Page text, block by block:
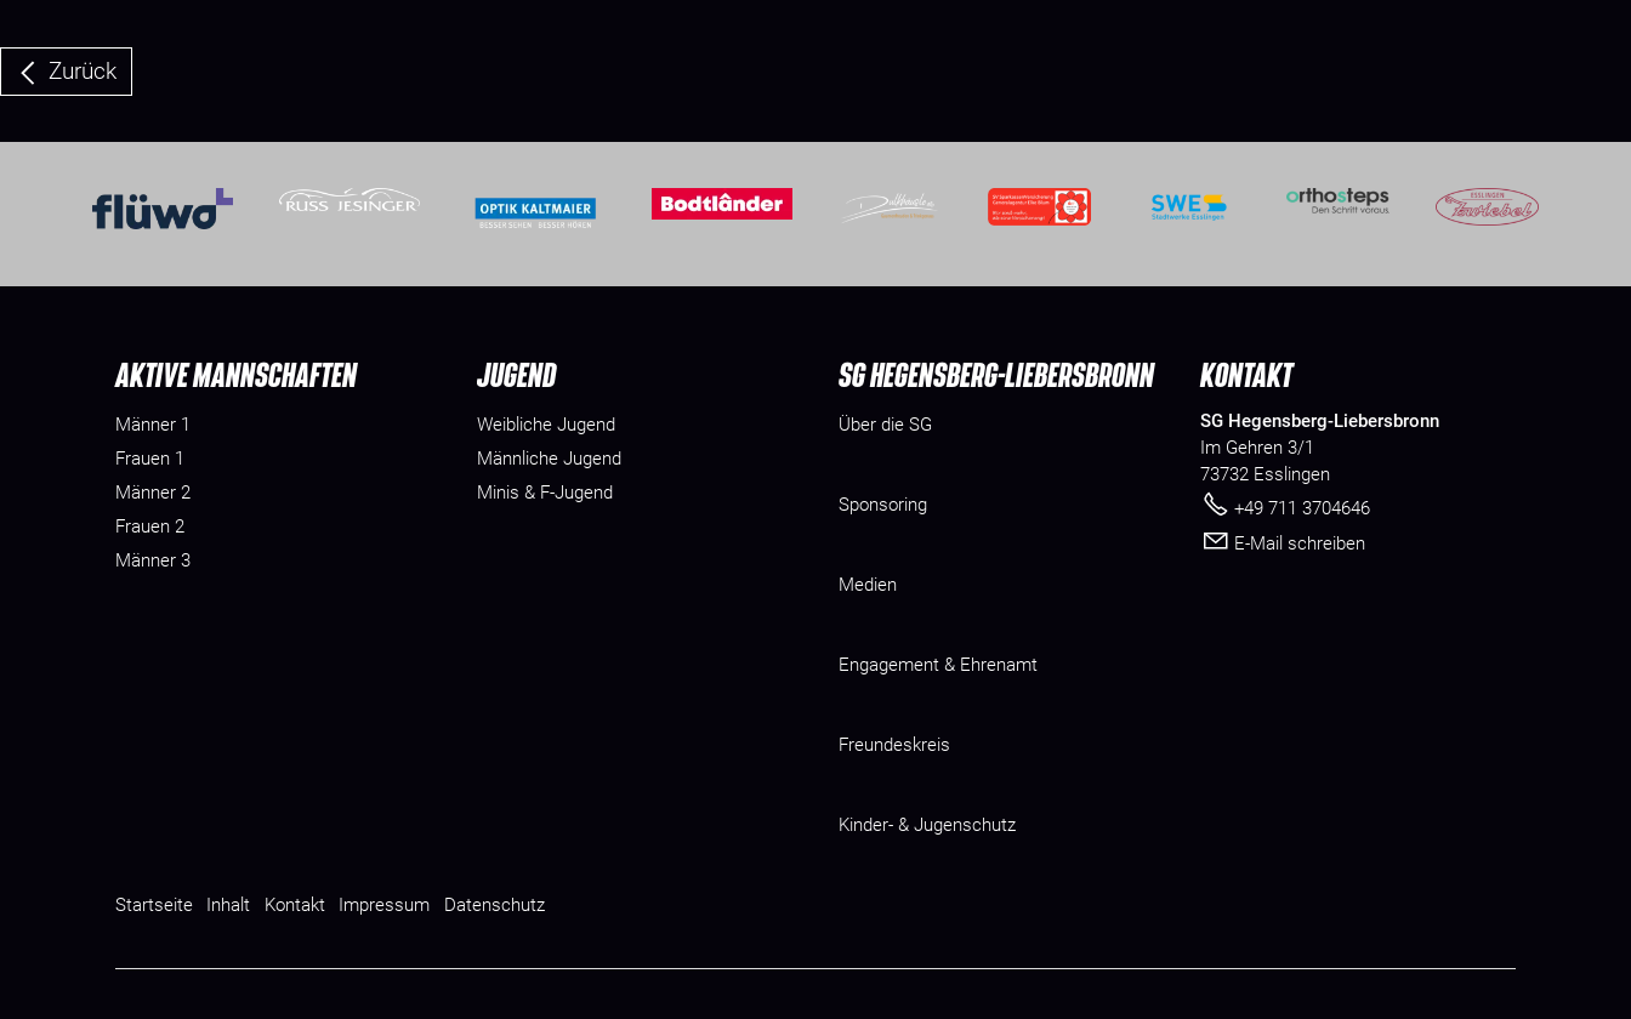
Zurück
AKTIVE MANNSCHAFTEN
Männer 1
Frauen 1
Männer 2
Frauen 2
Männer 3
JUGEND
Weibliche Jugend
Männliche Jugend
Minis & F-Jugend
SG HEGENSBERG-LIEBERSBRONN
Über die SG
Sponsoring
Medien
Engagement & Ehrenamt
Freundeskreis
Kinder- & Jugenschutz
KONTAKT
SG Hegensberg-Liebersbronn
Im Gehren 3/1
73732 Esslingen
+49 711 3704646
E-Mail schreiben
Startseite Inhalt Kontakt Impressum Datenschutz